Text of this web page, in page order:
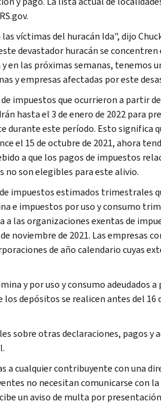
víctimas del huracán Ida", dijo
devastador huracán se concentren
en las próximas semanas, tenemos
y empresas afectadas por este
impuestos que ocurrieron a partir
hasta el 3 de enero de 2022 para
este período. Esto significa
el 15 de octubre de 2021, ahora
a que los pagos de impuestos
no son elegibles para este alivio.
impuestos estimados trimestrales
e impuestos por uso y consumo
las organizaciones exentas de
noviembre de 2021. Las empresas
de año calendario cuyas
y por uso y consumo adeudados a
depósitos se realicen antes del 16
sobre otras declaraciones, pagos y
cualquier contribuyente con una
no necesitan comunicarse con la
un aviso de multa por